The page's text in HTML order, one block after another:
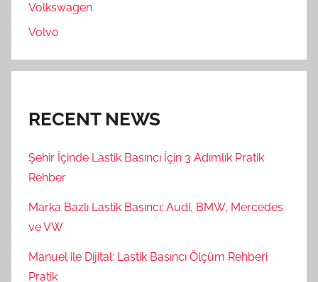
Volkswagen
Volvo
RECENT NEWS
Şehir İçinde Lastik Basıncı İçin 3 Adımlık Pratik
Rehber
Marka Bazlı Lastik Basıncı: Audi, BMW, Mercedes
ve VW
Manuel ile Dijital: Lastik Basıncı Ölçüm Rehberi
Pratik